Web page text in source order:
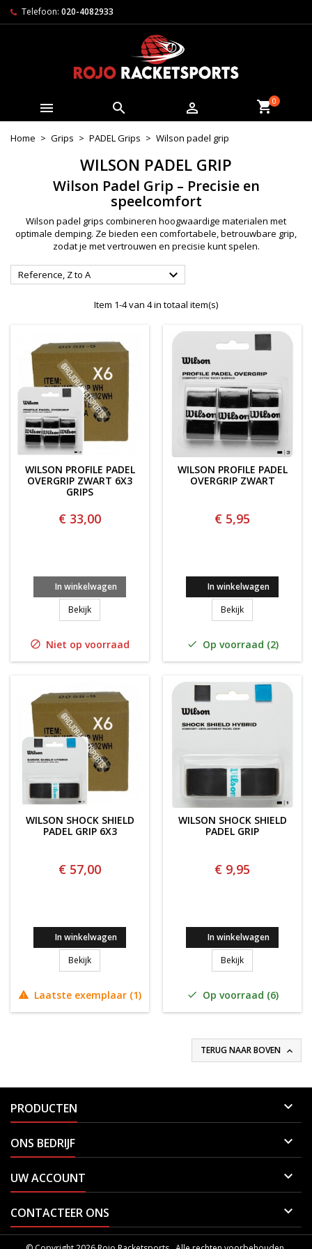
Telefoon: 020-4082933
   0
Home Grips PADEL Grips Wilson padel grip
WILSON PADEL GRIP
Wilson Padel Grip – Precisie en
speelcomfort
Wilson padel grips combineren hoogwaardige materialen met
optimale demping. Ze bieden een comfortabele, betrouwbare grip,
zodat je met vertrouwen en precisie kunt spelen.
Reference, Z to A 
Item 1-4 van 4 in totaal item(s)
WILSON PROFILE PADEL
OVERGRIP ZWART 6X3
GRIPS
€ 33,00
In winkelwagen
BekijkWILSON PROFILE PADEL OVERGRIP ZWART 6x3 Grips
 Niet op voorraad
WILSON PROFILE PADEL
OVERGRIP ZWART
€ 5,95
In winkelwagen
BekijkWILSON PROFILE
 Op voorraad (2)
WILSON SHOCK SHIELD
PADEL GRIP 6X3
€ 57,00
In winkelwagen
BekijkWilson Shock Shield Padel grip 6x3
 Laatste exemplaar (1)
WILSON SHOCK SHIELD
PADEL GRIP
€ 9,95
In winkelwagen
BekijkWilson Shock
 Op voorraad (6)
TERUG NAAR BOVEN 
PRODUCTEN 
ONS BEDRIJF 
UW ACCOUNT 
CONTACTEER ONS 